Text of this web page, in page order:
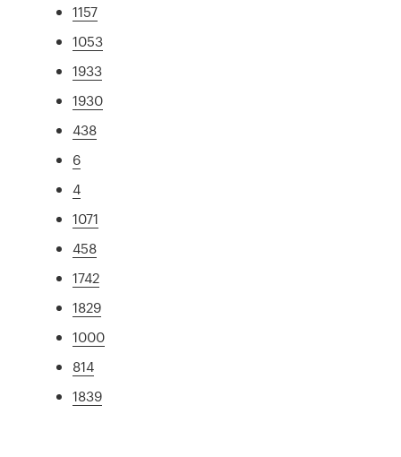
1157
1053
1933
1930
438
6
4
1071
458
1742
1829
1000
814
1839